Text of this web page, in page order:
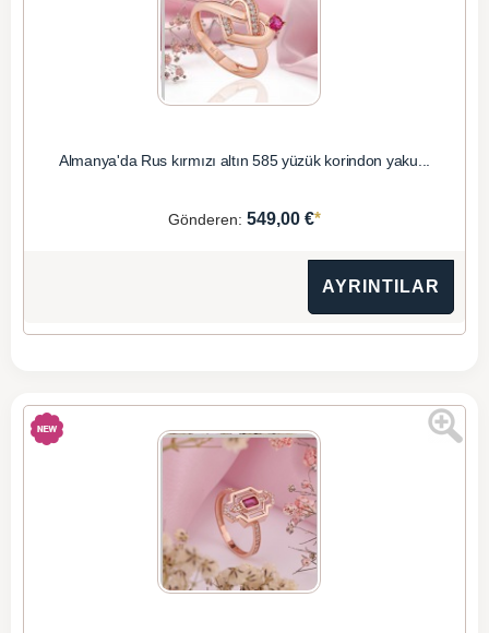
Almanya'da Rus kırmızı altın 585 yüzük korindon yaku...
Gönderen: 549,00 €*
AYRINTILAR